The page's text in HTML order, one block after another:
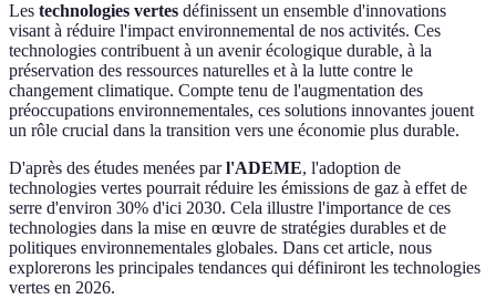
Les technologies vertes définissent un ensemble d'innovations
visant à réduire l'impact environnemental de nos activités. Ces
technologies contribuent à un avenir écologique durable, à la
préservation des ressources naturelles et à la lutte contre le
changement climatique. Compte tenu de l'augmentation des
préoccupations environnementales, ces solutions innovantes jouent
un rôle crucial dans la transition vers une économie plus durable.
D'après des études menées parl'ADEME, l'adoption de
technologies vertes pourrait réduire les émissions de gaz à effet de
serre d'environ 30% d'ici 2030. Cela illustre l'importance de ces
technologies dans la mise en œuvre de stratégies durables et de
politiques environnementales globales. Dans cet article, nous
explorerons les principales tendances qui définiront les technologies
vertes en 2026.